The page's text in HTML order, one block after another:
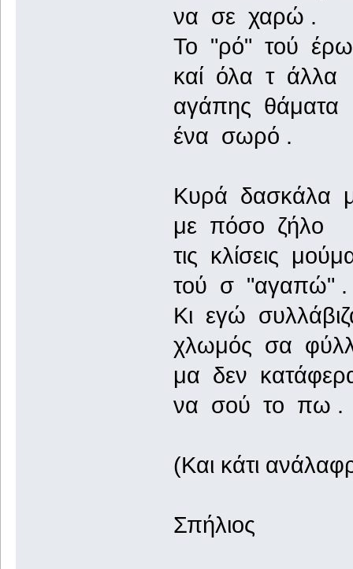
να σε χαρώ .
Το "ρό" τού
καί όλα τ άλλα
αγάπης θάματα
ένα σωρό .
Κυρά δασκάλα
με πόσο ζήλο
τις κλίσεις
τού σ "αγαπώ" .
Κι εγώ
χλωμός σα
μα δεν
να σού το πω .
(Και κάτι
Σπήλιος